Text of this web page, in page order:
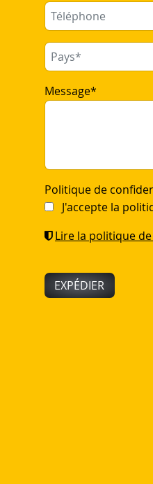
Message*
Politique de
J'accepte la
Lire la politique